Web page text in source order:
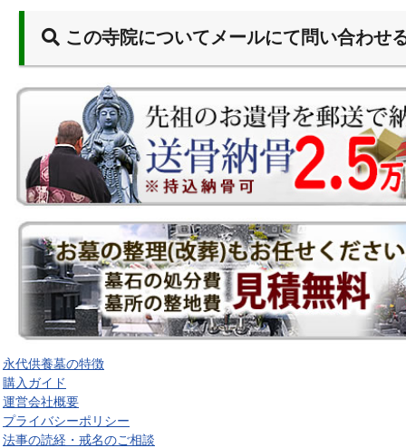
この寺院についてメールにて問い合わせ
永代供養墓の特徴
購入ガイド
運営会社概要
プライバシーポリシー
法事の読経・戒名のご相談